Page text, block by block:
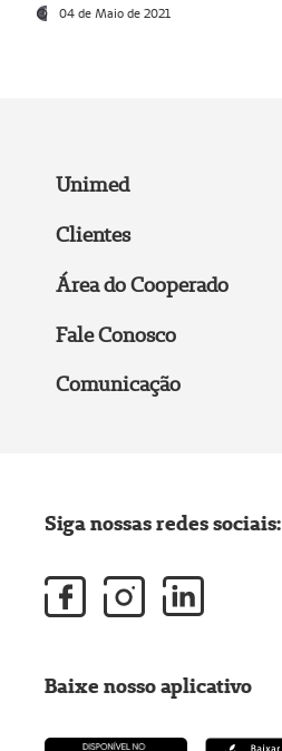
04 de Maio de 2021
Unimed
Clientes
Área do Cooperado
Fale Conosco
Comunicação
Siga nossas redes sociais:
Baixe nosso aplicativo